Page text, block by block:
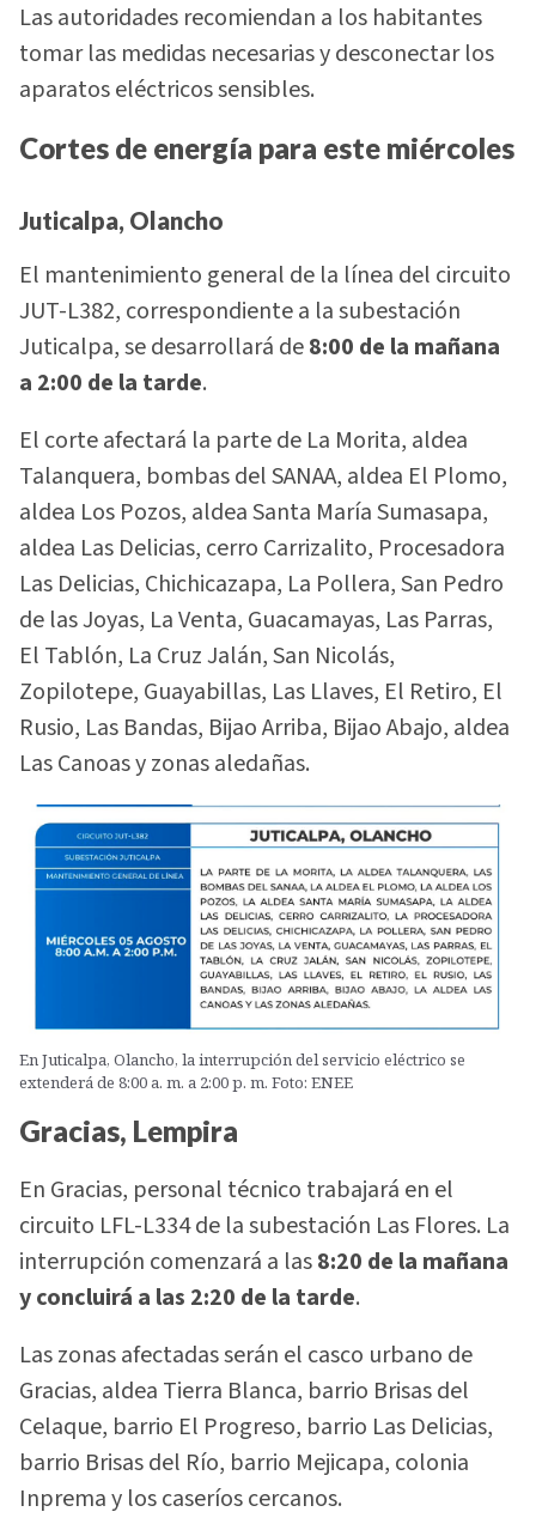
Las autoridades recomiendan a los habitantes
tomar las medidas necesarias y desconectar los
aparatos eléctricos sensibles.
Cortes de energía para este miércoles
Juticalpa, Olancho
El mantenimiento general de la línea del circuito
JUT-L382, correspondiente a la subestación
Juticalpa, se desarrollará de8:00 de la mañana
a 2:00 de la tarde.
El corte afectará la parte de La Morita, aldea
Talanquera, bombas del SANAA, aldea El Plomo,
aldea Los Pozos, aldea Santa María Sumasapa,
aldea Las Delicias, cerro Carrizalito, Procesadora
Las Delicias, Chichicazapa, La Pollera, San Pedro
de las Joyas, La Venta, Guacamayas, Las Parras,
El Tablón, La Cruz Jalán, San Nicolás,
Zopilotepe, Guayabillas, Las Llaves, El Retiro, El
Rusio, Las Bandas, Bijao Arriba, Bijao Abajo, aldea
Las Canoas y zonas aledañas.
En Juticalpa, Olancho, la interrupción del servicio eléctrico se
extenderá de 8:00 a. m. a 2:00 p. m. Foto: ENEE
Gracias, Lempira
En Gracias, personal técnico trabajará en el
circuito LFL-L334 de la subestación Las Flores. La
interrupción comenzará a las8:20 de la mañana
y concluirá a las 2:20 de la tarde.
Las zonas afectadas serán el casco urbano de
Gracias, aldea Tierra Blanca, barrio Brisas del
Celaque, barrio El Progreso, barrio Las Delicias,
barrio Brisas del Río, barrio Mejicapa, colonia
Inprema y los caseríos cercanos.